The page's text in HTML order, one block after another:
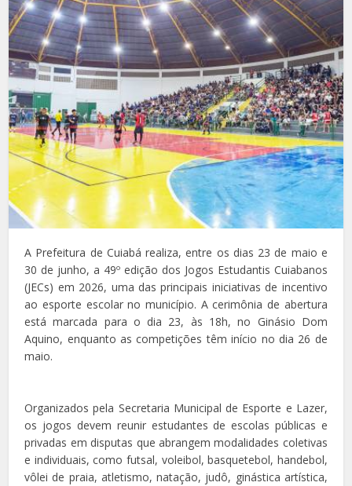
A Prefeitura de Cuiabá realiza, entre os dias 23 de maio e
30 de junho, a 49º edição dos Jogos Estudantis Cuiabanos
(JECs) em 2026, uma das principais iniciativas de incentivo
ao esporte escolar no município. A cerimônia de abertura
está marcada para o dia 23, às 18h, no Ginásio Dom
Aquino, enquanto as competições têm início no dia 26 de
maio.
Organizados pela Secretaria Municipal de Esporte e Lazer,
os jogos devem reunir estudantes de escolas públicas e
privadas em disputas que abrangem modalidades coletivas
e individuais, como futsal, voleibol, basquetebol, handebol,
vôlei de praia, atletismo, natação, judô, ginástica artística,